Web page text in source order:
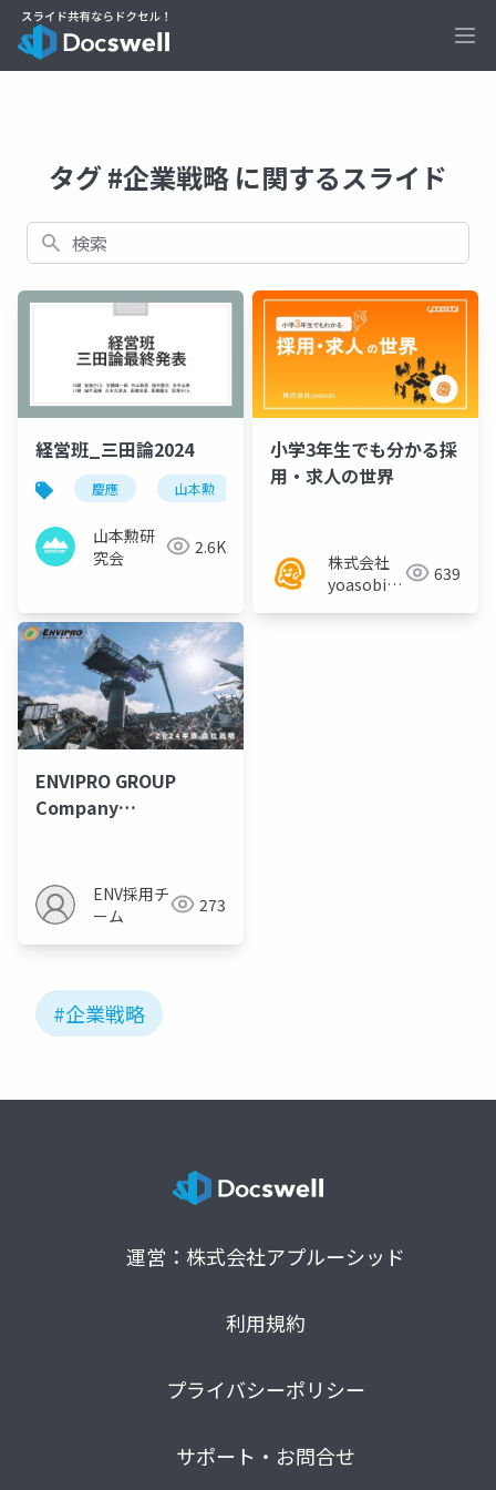
タグ #企業戦略 に関するスライド
検索
経営班_三田論2024
慶應 山本勲 山本勲研究会
山本勲研
究会
2.6K
小学3年生でも分かる採
用・求人の世界
株式会社
yoasobi／
639
ENVIPRO GROUP
Company
ENV採用チ
ーム
273
#企業戦略
運営：株式会社アプルーシッド
利用規約
プライバシーポリシー
サポート・お問合せ